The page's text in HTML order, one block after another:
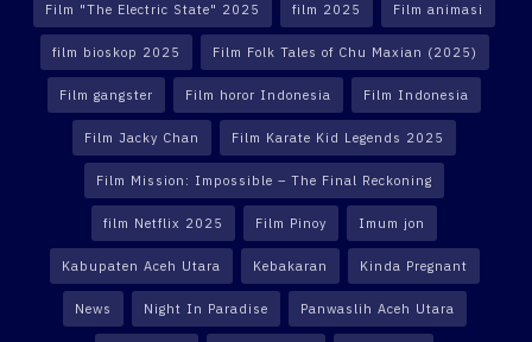
Film "The Electric State" 2025 film 2025 Film animasi
film bioskop 2025 Film Folk Tales of Chu Maxian (2025)
Film gangster Film horor Indonesia Film Indonesia
Film Jacky Chan Film Karate Kid Legends 2025
Film Mission: Impossible – The Final Reckoning
film Netflix 2025 Film Pinoy Imum jon
Kabupaten Aceh Utara Kebakaran Kinda Pregnant
News Night In Paradise Panwaslih Aceh Utara